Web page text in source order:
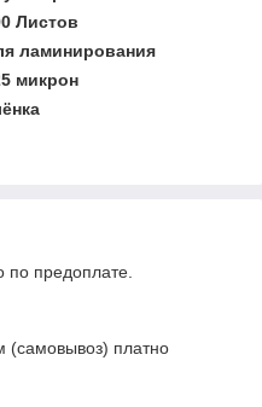
Листов
ламинирования
микрон
по предоплате.
(самовывоз) платно